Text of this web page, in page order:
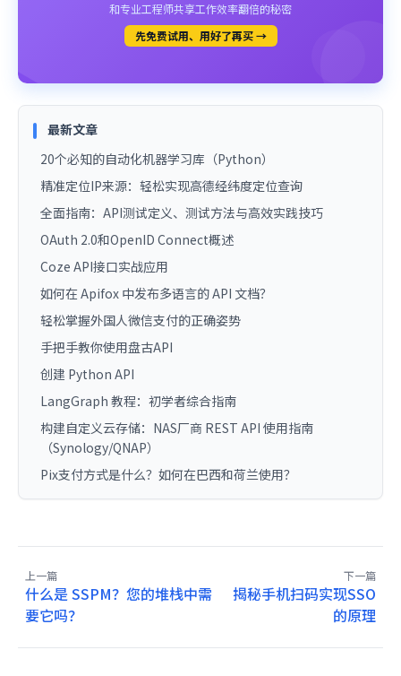
和专业工程师共享工作效率翻倍的秘密
先免费试用、用好了再买 →
最新文章
20个必知的自动化机器学习库（Python）
精准定位IP来源：轻松实现高德经纬度定位查询
全面指南：API测试定义、测试方法与高效实践技巧
OAuth 2.0和OpenID Connect概述
Coze API接口实战应用
如何在 Apifox 中发布多语言的 API 文档？
轻松掌握外国人微信支付的正确姿势
手把手教你使用盘古API
创建 Python API
LangGraph 教程：初学者综合指南
构建自定义云存储：NAS厂商 REST API 使用指南
（Synology/QNAP）
Pix支付方式是什么？如何在巴西和荷兰使用？
上一篇
什么是 SSPM？您的堆栈中需
要它吗？
下一篇
揭秘手机扫码实现SSO
的原理